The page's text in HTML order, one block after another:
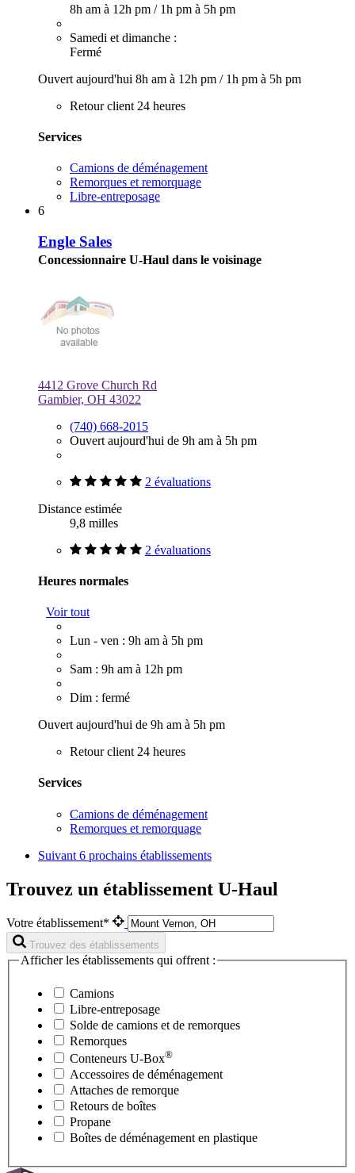
8h am à 12h pm / 1h pm à 5h pm
Samedi et dimanche :
Fermé
Ouvert aujourd'hui 8h am à 12h pm / 1h pm à 5h pm
Retour client 24 heures
Services
Camions de déménagement
Remorques et remorquage
Libre-entreposage
6
Engle Sales
Concessionnaire U-Haul dans le voisinage
4412 Grove Church Rd
Gambier, OH 43022
(740) 668-2015
Ouvert aujourd'hui de 9h am à 5h pm
2 évaluations
Distance estimée
9,8 milles
2 évaluations
Heures normales
Voir tout
Lun - ven : 9h am à 5h pm
Sam : 9h am à 12h pm
Dim : fermé
Ouvert aujourd'hui de 9h am à 5h pm
Retour client 24 heures
Services
Camions de déménagement
Remorques et remorquage
Suivant 6 prochains établissements
Trouvez un établissement U-Haul
Votre établissement*
Trouvez des établissements
Afficher les établissements qui offrent :
Camions
Libre-entreposage
Solde de camions et de remorques
Remorques
Conteneurs U-Box®
Accessoires de déménagement
Attaches de remorque
Retours de boîtes
Propane
Boîtes de déménagement en plastique